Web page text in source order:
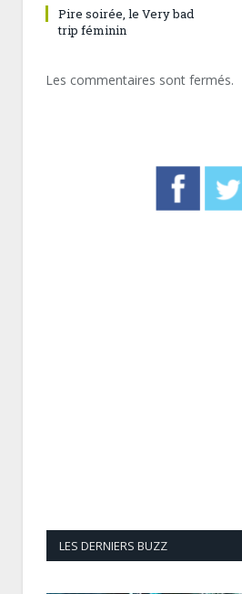
Pire soirée, le Very bad
trip féminin
Les commentaires sont fermés.
LES DERNIERS BUZZ